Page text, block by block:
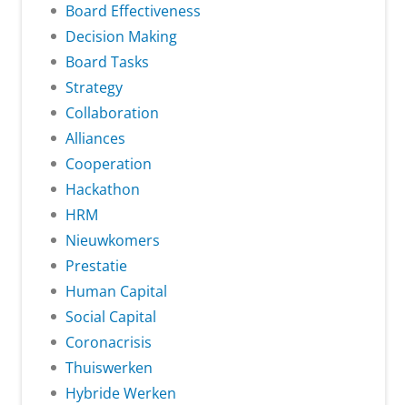
Board Effectiveness
Decision Making
Board Tasks
Strategy
Collaboration
Alliances
Cooperation
Hackathon
HRM
Nieuwkomers
Prestatie
Human Capital
Social Capital
Coronacrisis
Thuiswerken
Hybride Werken